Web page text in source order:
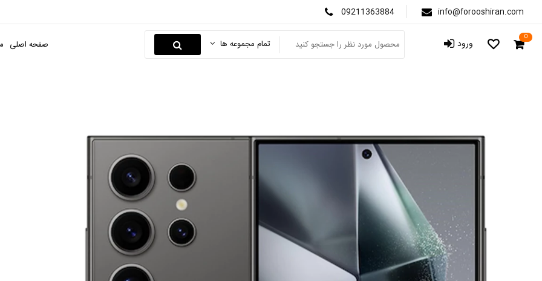
09211363884 info@forooshiran.com
صفحه اصلی تمام مجموعه ها ورود 0